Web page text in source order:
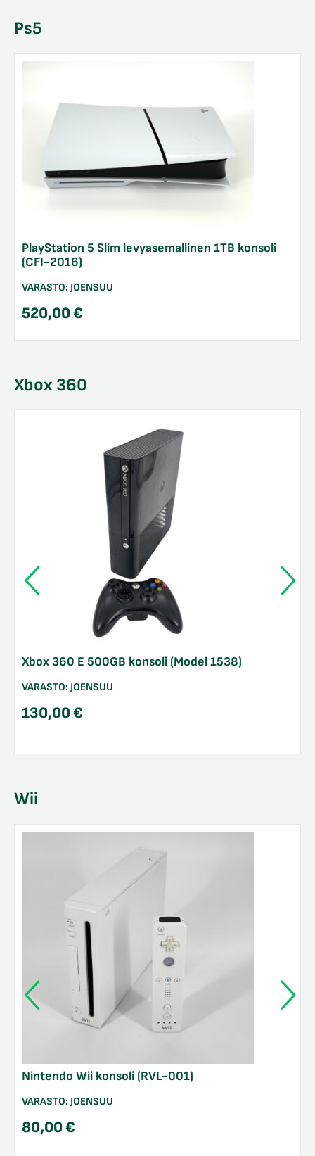
Ps5
PlayStation 5 Slim levyasemallinen 1TB konsoli
(CFI-2016)
VARASTO: JOENSUU
520,00€
Xbox 360
Xbox 360 E 500GB konsoli (Model 1538)
VARASTO: JOENSUU
130,00€
Wii
Nintendo Wii konsoli (RVL-001)
VARASTO: JOENSUU
80,00€